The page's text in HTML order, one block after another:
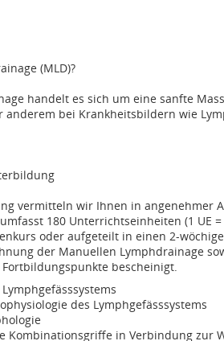
(MLD)?
handelt es sich um eine sanfte
bei Krankheitsbildern wie
vermitteln wir Ihnen in angenehmer
180 Unterrichtseinheiten (1
oder aufgeteilt in einen 2-
der Manuellen Lymphdrainage
bescheinigt.
des Lymphgefässsystems
Kombinationsgriffe in Verbindung zur